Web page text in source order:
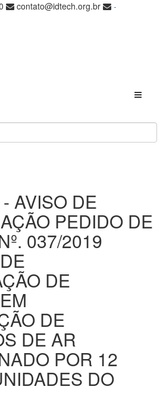
contato@idtech.org.br
-
Toggle
AVISO DE
PEDIDO DE
037/2019
DE
DE
DE AR
POR 12
DO